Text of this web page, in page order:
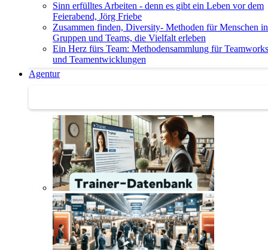
Sinn erfülltes Arbeiten - denn es gibt ein Leben vor dem
Feierabend, Jörg Friebe
Zusammen finden, Diversity- Methoden für Menschen in
Gruppen und Teams, die Vielfalt erleben
Ein Herz fürs Team: Methodensammlung für
und Teamentwicklungen
Agentur